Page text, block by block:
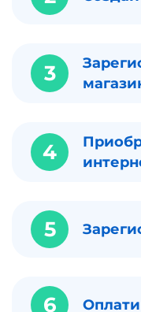
3
4
5
6